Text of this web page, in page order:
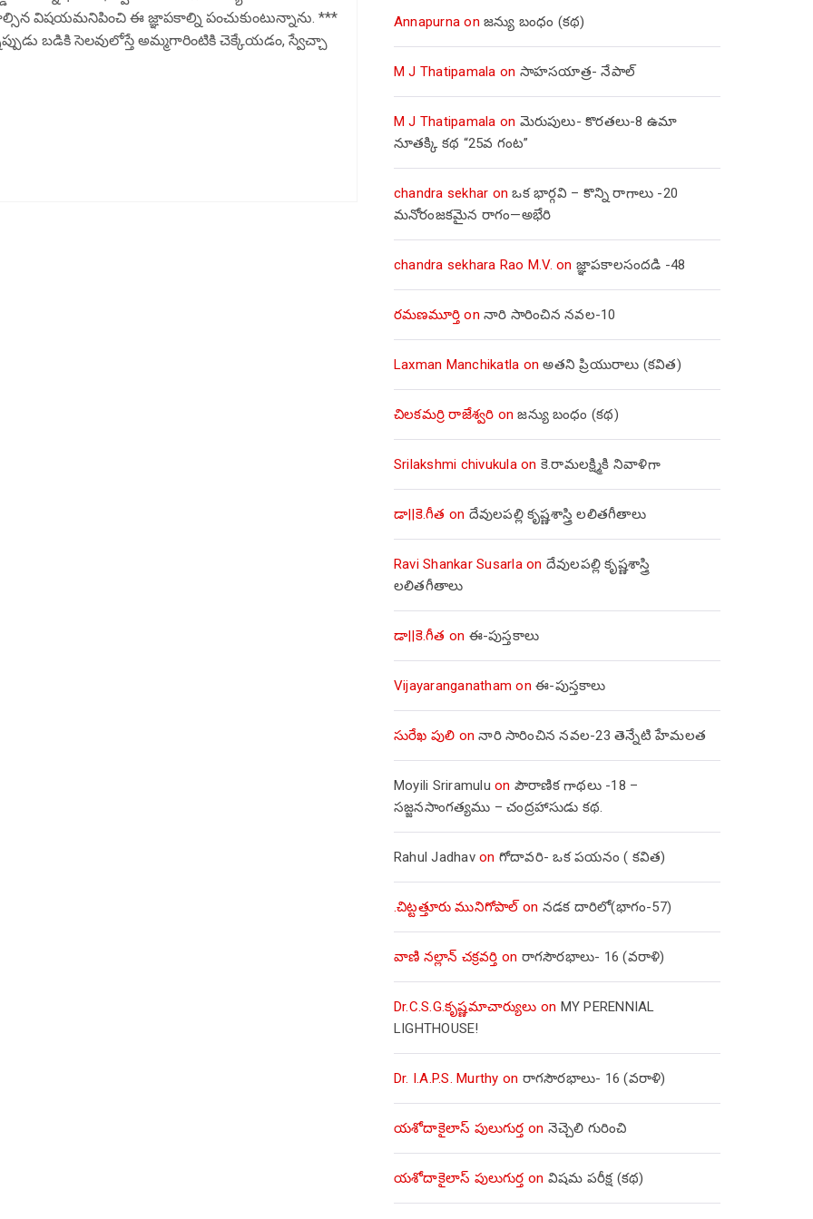
విషయమనిపించి ఈ జ్ఞాపకాల్ని పంచుకుంటున్నాను. ***
బడికి సెలవులోస్తే అమ్మగారింటికి చెక్కేయడం, స్వేచ్చా
Annapurna onజన్యు బంధం (కథ)
M J Thatipamala on సాహసయాత్ర- నేపాల్‌
M J Thatipamala on మెరుపులు- కొరతలు-8 ఉమా
నూతక్కి కథ “25వ గంట”
chandra sekhar onఒక భార్గవి – కొన్ని రాగాలు -20
మనోరంజకమైన రాగం—అభేరి
chandra sekhara Rao M.V. on జ్ఞాపకాలసందడి -48
రమణమూర్తి onనారి సారించిన నవల-10
Laxman Manchikatla onఅతని ప్రియురాలు (కవిత)
చిలకమర్రి రాజేశ్వరి onజన్యు బంధం (కథ)
Srilakshmi chivukulaon కె.రామలక్ష్మికి నివాళిగా
డా||కె.గీత on దేవులపల్లి కృష్ణశాస్త్రి లలితగీతాలు
Ravi Shankar Susarlaon దేవులపల్లి కృష్ణశాస్త్రి
లలితగీతాలు
డా||కె.గీత on ఈ-పుస్తకాలు
Vijayaranganatham onఈ-పుస్తకాలు
సురేఖ పులి onనారి సారించిన నవల-23 తెన్నేటి హేమలత
Moyili Sriramulu on పౌరాణిక గాథలు -18 –
సజ్జనసాంగత్యము – చంద్రహాసుడు కథ.
Rahul Jadhavon గోదావరి- ఒక పయనం ( కవిత)
.చిట్టత్తూరు మునిగోపాల్on నడక దారిలో(భాగం-57)
వాణి నల్లాన్ చక్రవర్తి on రాగసౌరభాలు- 16 (వరాళి)
Dr.C.S.G.కృష్ణమాచార్యులు on MY PERENNIAL
LIGHTHOUSE!
Dr. I.A.P.S. Murthy on రాగసౌరభాలు- 16 (వరాళి)
యశోదాకైలాస్ పులుగుర్త on నెచ్చెలి గురించి
యశోదాకైలాస్ పులుగుర్త on విషమ పరీక్ష (క‌థ‌)